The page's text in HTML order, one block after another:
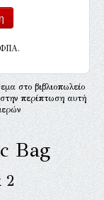
ΦΠΑ.
στο βιβλιοπωλείο
περίπτωση αυτή
Bag
2